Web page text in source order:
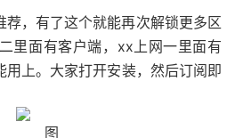
荐，有了这个就能再次解锁更多区
里面有客户端，xx上网一里面有
用上。大家打开安装，然后订阅即